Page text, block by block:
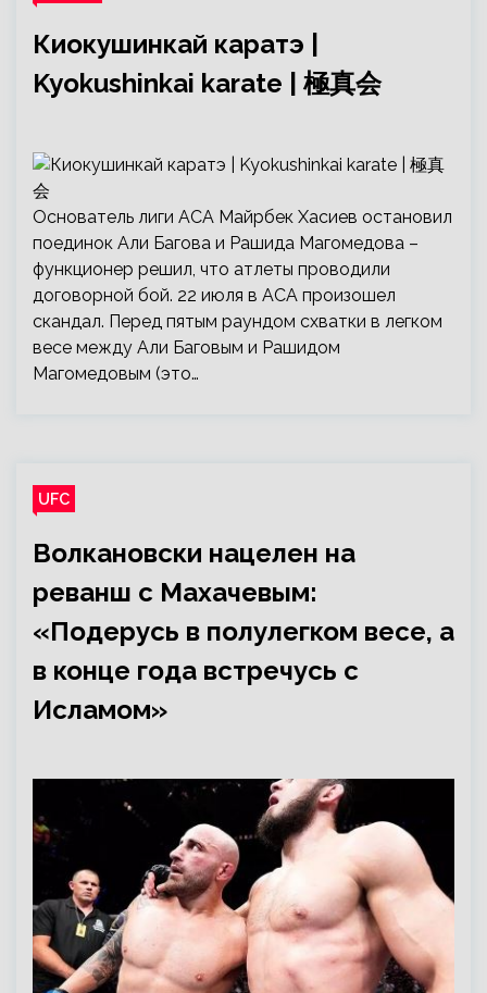
Киокушинкай каратэ |
Kyokushinkai karate | 極真会
Основатель лиги ACA Майрбек Хасиев остановил
поединок Али Багова и Рашида Магомедова –
функционер решил, что атлеты проводили
договорной бой. 22 июля в АСА произошел
скандал. Перед пятым раундом схватки в легком
весе между Али Баговым и Рашидом
Магомедовым (это…
UFC
Волкановски нацелен на
реванш с Махачевым:
«Подерусь в полулегком весе, а
в конце года встречусь с
Исламом»